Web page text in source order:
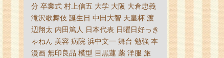
分 卒業式 村上信五 大学 大阪 大倉忠義
滝沢歌舞伎 誕生日 中田大智 天皇杯 渡
辺翔太 内田篤人 日本代表 日曜日好っき
ゃねん 美容 病院 浜中文一 舞台 勉強 本
漫画 無印良品 模型 目黒蓮 薬 洋服 旅